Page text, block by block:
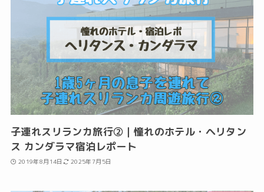
子連れスリランカ旅行②｜憧れのホテル・ヘリタン
ス カンダラマ宿泊レポート
2019年8月14日 2025年7月5日